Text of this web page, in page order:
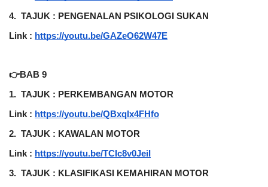
4. TAJUK : PENGENALAN PSIKOLOGI SUKAN
Link : https://youtu.be/GAZeO62W47E
👉BAB 9
1. TAJUK : PERKEMBANGAN MOTOR
Link : https://youtu.be/QBxqlx4FHfo
2. TAJUK : KAWALAN MOTOR
Link : https://youtu.be/TCIc8v0JeiI
3. TAJUK : KLASIFIKASI KEMAHIRAN MOTOR